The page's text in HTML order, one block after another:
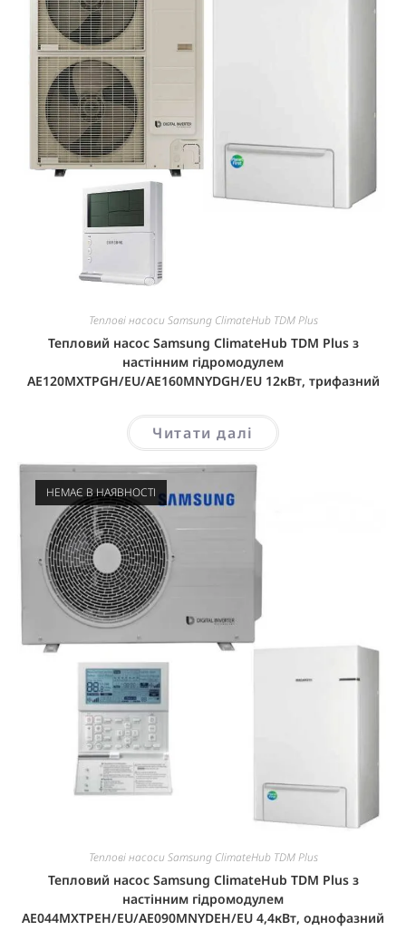
Теплові насоси Samsung ClimateHub TDM Plus
Тепловий насос Samsung ClimateHub TDM Plus з
настінним гідромодулем
AE120MXTPGH/EU/AE160MNYDGH/EU 12кВт, трифазний
Читати далі
НЕМАЄ В НАЯВНОСТІ
Теплові насоси Samsung ClimateHub TDM Plus
Тепловий насос Samsung ClimateHub TDM Plus з
настінним гідромодулем
AE044MXTPEH/EU/AE090MNYDEH/EU 4,4кВт, однофазний